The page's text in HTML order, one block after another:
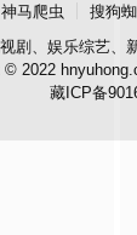
神马爬虫 搜狗
剧、娱乐综艺、
© 2022
藏ICP备